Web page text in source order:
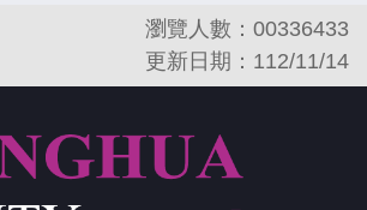
瀏覽人數：00336433
更新日期：112/11/14